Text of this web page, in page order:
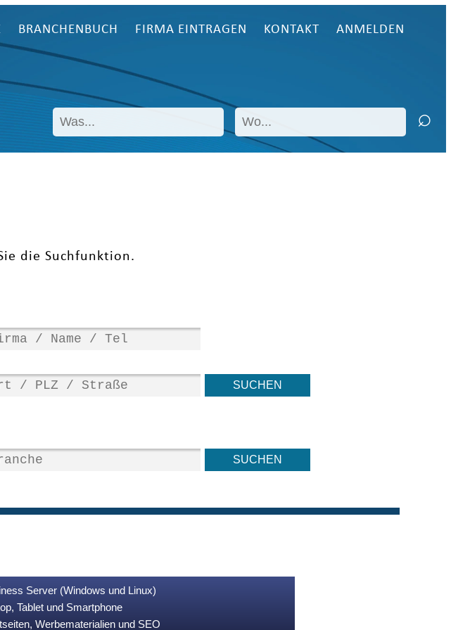
BRANCHENBUCH FIRMA EINTRAGEN KONTAKT ANMELDEN
die Suchfunktion.
Server (Windows und Linux)
Tablet und Smartphone
Werbematerialien und SEO